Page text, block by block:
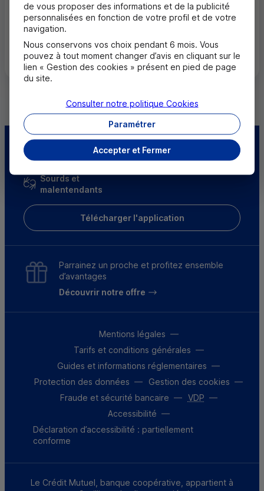
Toutes les localités
Centre d'aide Trouver une caisse
Sourds et
malentendants
Télécharger l'application
Parrainez un proche et profitez ensemble
d’avantages
Découvrir notre offre
Mentions légales
Tarifs et conditions générales
Guides et informations réglementaires
Protection des données
Gestion des cookies
Fraude et sécurité bancaire
VDP
Accessibilité
Déclaration d’accessibilité : partiellement
conforme
Le Crédit Mutuel, banque coopérative, appartient à
de vous proposer des informations et de la publicité
personnalisées en fonction de votre profil et de votre
navigation.
Nous conservons vos choix pendant 6 mois. Vous
pouvez à tout moment changer d’avis en cliquant sur le
lien « Gestion des cookies » présent en pied de page
du site.
Accepter et Fermer
Paramétrer
Consulter notre politique Cookies